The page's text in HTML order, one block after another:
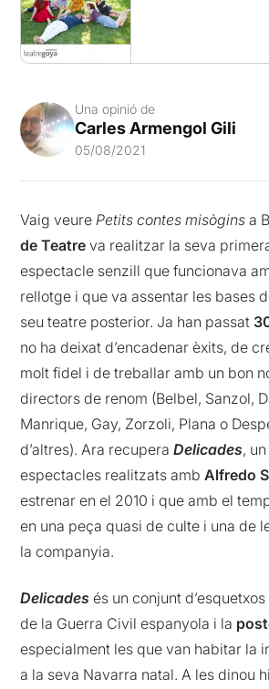
Una opinió de
Carles Armengol Gili
05/08/2021
Vaig veurePetits contes misògins a
de Teatre va realitzar la seva
espectacle senzill que funcionava
rellotge i que va assentar les bases
seu teatre posterior. Ja han passat
no ha deixat d’encadenar èxits, de
molt fidel i de treballar amb un bon
directors de renom (Belbel, Sanzol,
Manrique, Gay, Zorzoli, Plana o
d’altres). Ara recuperaDelicades,
espectacles realitzats ambAlfredo
estrenar en el 2010 i que amb el
en una peça quasi de culte i una de
la companyia.
Delicades és un conjunt
de la Guerra Civil espanyola i la
especialment les que van habitar la
a la seva Navarra natal. A les dinou